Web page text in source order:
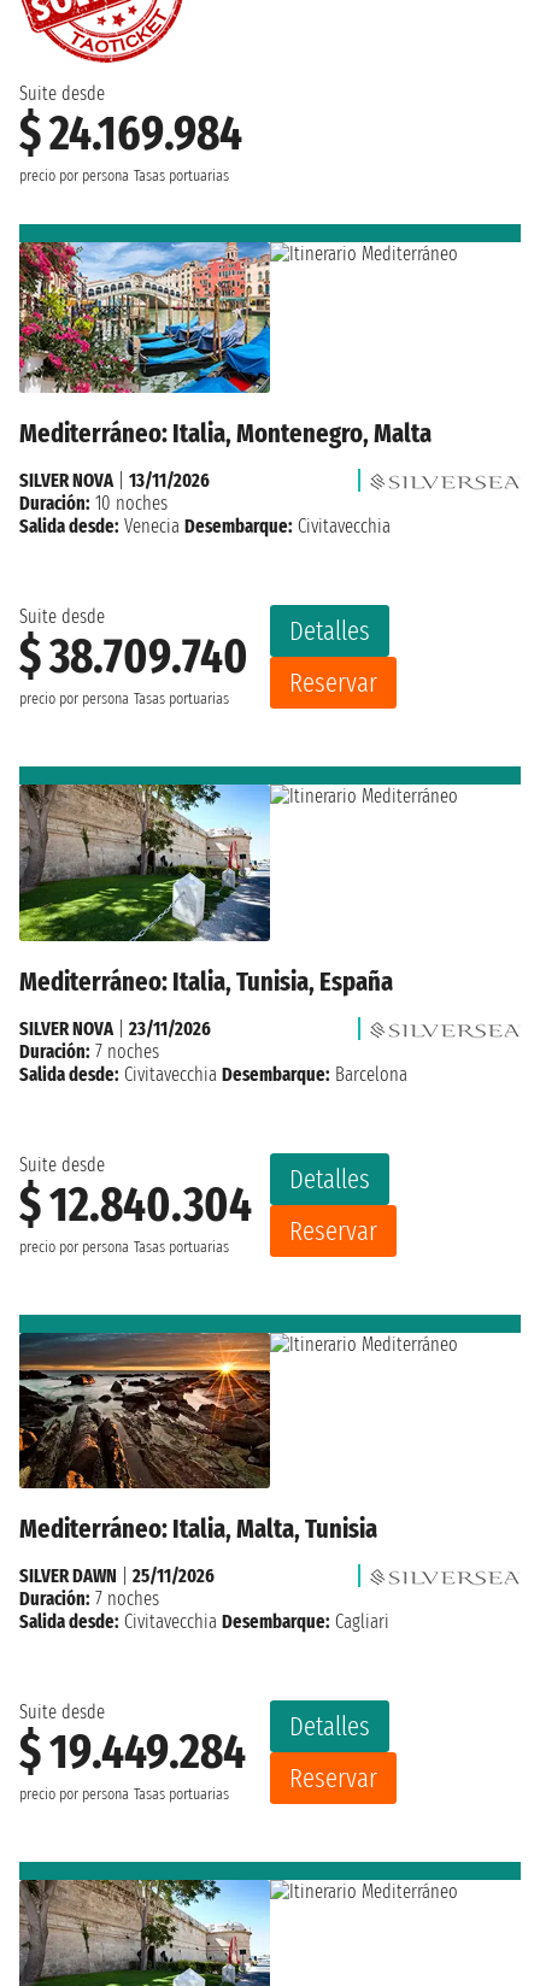
Suite desde
$ 24.169.984
precio por persona Tasas portuarias
Mediterráneo: Italia, Montenegro, Malta
Suite desde
$ 38.709.740
precio por persona Tasas portuarias
Detalles
Reservar
SILVER NOVA| 13/11/2026
Duración: 10 noches
Salida desde: Venecia Desembarque: Civitavecchia
Mediterráneo: Italia, Tunisia, España
Suite desde
$ 12.840.304
precio por persona Tasas portuarias
Detalles
Reservar
SILVER NOVA| 23/11/2026
Duración: 7 noches
Salida desde: Civitavecchia Desembarque: Barcelona
Mediterráneo: Italia, Malta, Tunisia
Suite desde
$ 19.449.284
precio por persona Tasas portuarias
Detalles
Reservar
SILVER DAWN
25/11/2026
Duración: 7 noches
Salida desde: Civitavecchia Desembarque: Cagliari